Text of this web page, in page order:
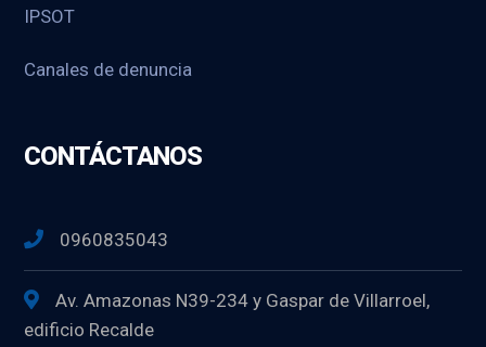
IPSOT
Canales de denuncia
CONTÁCTANOS
0960835043
Av. Amazonas N39-234 y Gaspar de Villarroel,
edificio Recalde